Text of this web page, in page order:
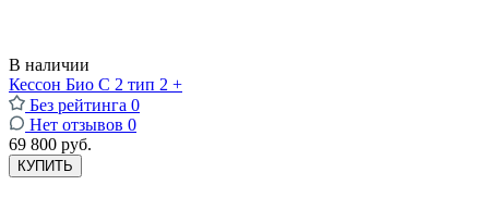
В наличии
Кессон Био С 2 тип 2 +
Без рейтинга 0
Нет отзывов 0
69 800 руб.
КУПИТЬ